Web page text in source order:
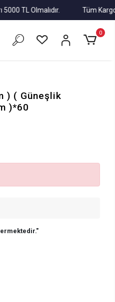
TL Olmalıdır. Tüm Kargolar
0
) ( Güneşlik
)*60